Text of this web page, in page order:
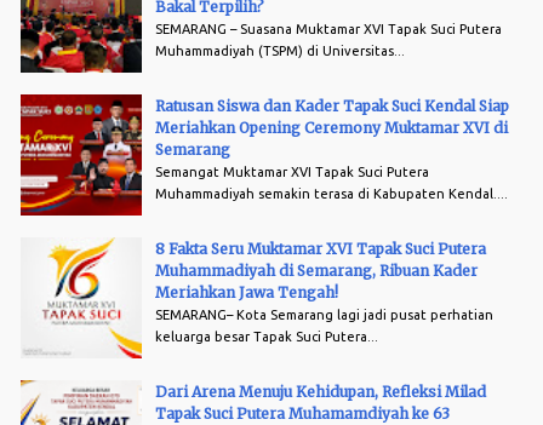
Bakal Terpilih?
SEMARANG – Suasana Muktamar XVI Tapak Suci Putera
Muhammadiyah (TSPM) di Universitas...
Ratusan Siswa dan Kader Tapak Suci Kendal Siap
Meriahkan Opening Ceremony Muktamar XVI di
Semarang
Semangat Muktamar XVI Tapak Suci Putera
Muhammadiyah semakin terasa di Kabupaten Kendal....
8 Fakta Seru Muktamar XVI Tapak Suci Putera
Muhammadiyah di Semarang, Ribuan Kader
Meriahkan Jawa Tengah!
SEMARANG– Kota Semarang lagi jadi pusat perhatian
keluarga besar Tapak Suci Putera...
Dari Arena Menuju Kehidupan, Refleksi Milad
Tapak Suci Putera Muhamamdiyah ke 63